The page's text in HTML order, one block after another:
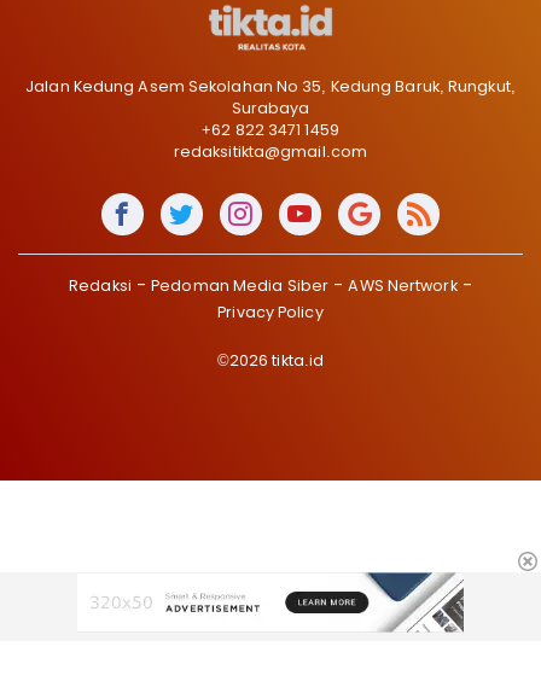
Jalan Kedung Asem Sekolahan No 35, Kedung Baruk, Rungkut,
Surabaya
+62 822 3471 1459
redaksitikta@gmail.com
Redaksi Pedoman Media Siber
AWS Nertwork
Privacy Policy
©2026 tikta.id